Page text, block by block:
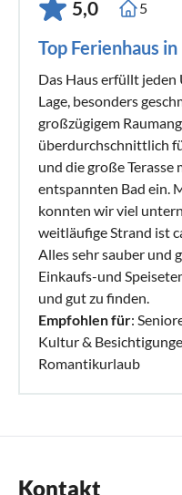
5,0 5
Top Ferienhaus
Das Haus erfüllt
Lage, besonders
großzügigem
überdurchschnittlich
und die große
entspannten Bad ein.
konnten wir viel
weitläufige Strand ist
Alles sehr sauber und
Einkaufs-und
und gut zu finden.
Empfohlen für:
Kultur &
Romantikurlaub
Kontakt